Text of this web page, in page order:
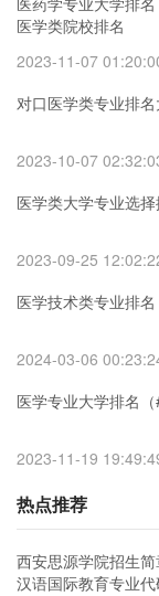
医学类院校排名
2023-11-07
对口医学类专业排
2023-10-07
医学类大学专业选
2023-09-25
医学技术类专业排
2024-03-06
医学专业大学排名（
2023-11-19
热点推荐
西安思源学院招生
汉语国际教育专业